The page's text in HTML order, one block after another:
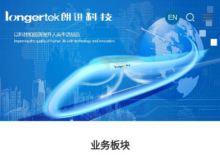
EN
业务板块